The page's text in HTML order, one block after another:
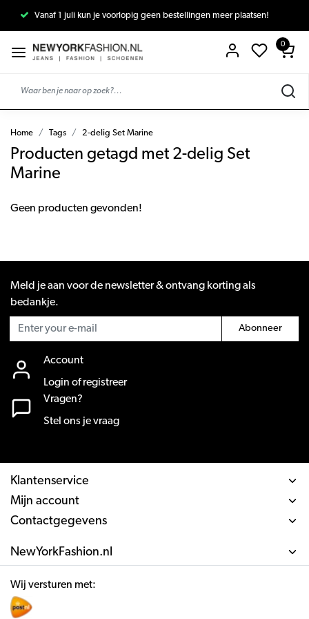
Vanaf 1 juli kun je voorlopig geen bestellingen meer plaatsen!
0
Home Tags 2-delig Set Marine
Producten getagd met 2-delig Set
Marine
Geen producten gevonden!
Meld je aan voor de newsletter & ontvang korting als
bedankje.
Abonneer
Account
Login of registreer
Vragen?
Stel ons je vraag
Klantenservice
Mijn account
Contactgegevens
NewYorkFashion.nl
Wij versturen met: